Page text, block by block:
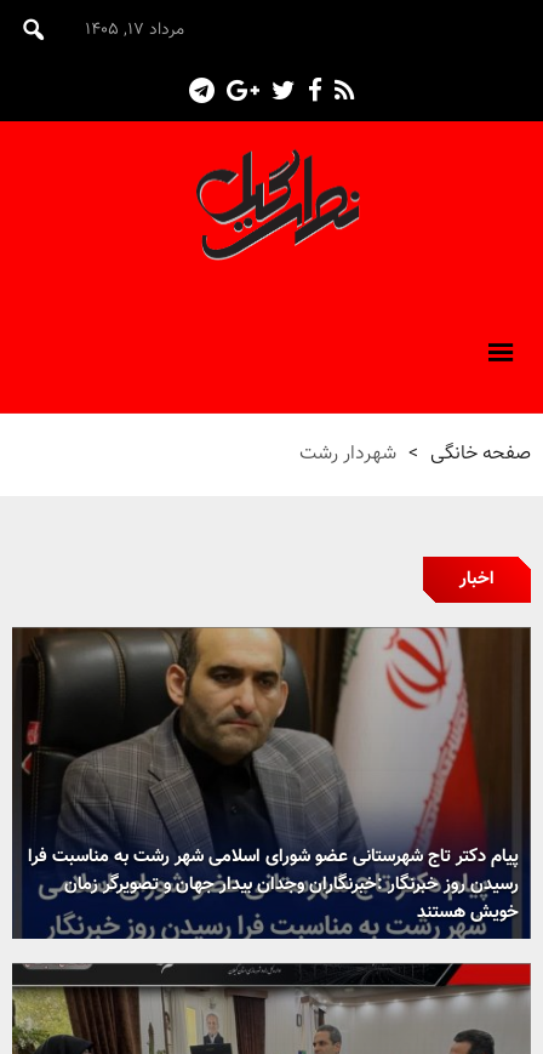
مرداد ۱۷, ۱۴۰۵
صفحه خانگی > شهردار رشت
اخبار
پیام دکتر تاج شهرستانی عضو شورای اسلامی شهر رشت به مناسبت فرا
رسیدن روز خبرنگار :خبرنگاران وجدان بیدار جهان و تصویرگر زمان
خویش هستند